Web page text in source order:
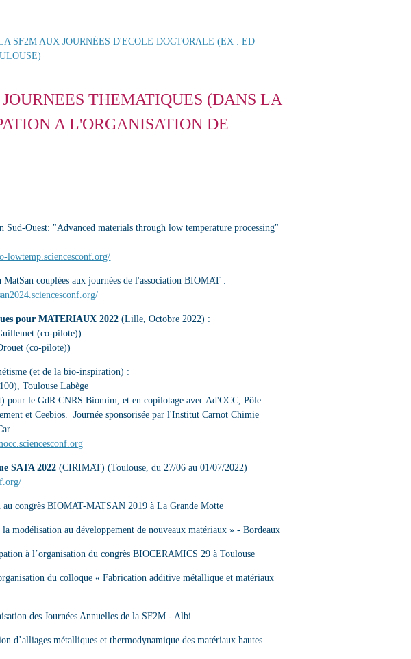
SF2M AUX JOURNÉES D'ECOLE DOCTORALE (EX : ED
THEMATIQUES (DANS LA
A L'ORGANISATION DE
Sud-Ouest: "Advanced materials through low temperature processing"
lowtemp.sciencesconf.org/
couplées aux journées de l'association BIOMAT :
pour MATERIAUX 2022(Lille, Octobre 2022) :
(co-pilote))
(co-pilote))
(et de la bio-inspiration) :
Toulouse Labège
pour le GdR CNRS Biomim, et en copilotage avec Ad'OCC, Pôle
et Ceebios. Journée sponsorisée par l'Institut Carnot Chimie
SATA 2022 (CIRIMAT) (Toulouse, du 27/06 au 01/07/2022)
congrès BIOMAT-MATSAN 2019 à La Grande Motte
modélisation au développement de nouveaux matériaux » - Bordeaux
à l’organisation du congrès BIOCERAMICS 29 à Toulouse
du colloque « Fabrication additive métallique et matériaux
des Journées Annuelles de la SF2M - Albi
d’alliages métalliques et thermodynamique des matériaux hautes